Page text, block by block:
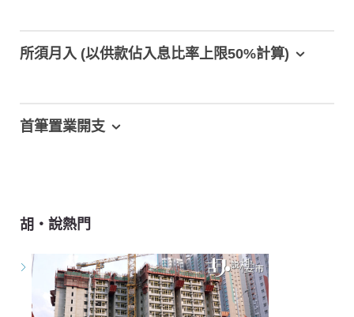
所須月入 (以供款佔入息比率上限50%計算)
首筆置業開支
胡‧說熱門